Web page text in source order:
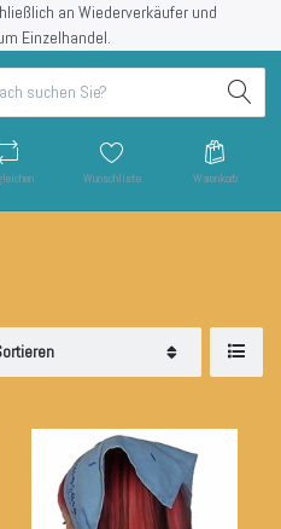
an Wiederverkäufer und
Einzelhandel.
Wunschliste Warenkorb